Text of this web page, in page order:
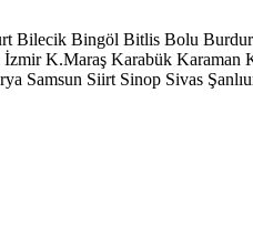
Bilecik Bingöl Bitlis Bolu Burdur
İzmir K.Maraş Karabük Karaman
Samsun Siirt Sinop Sivas